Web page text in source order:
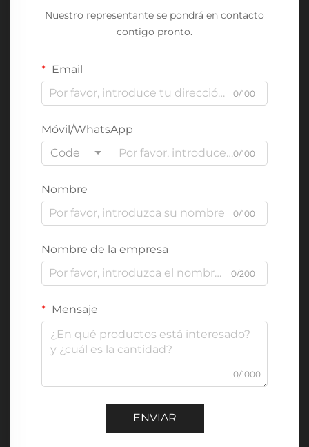
Nuestro representante se pondrá en contacto
contigo pronto.
Email
0/100
Móvil/WhatsApp
Code
0/100
Nombre
0/100
Nombre de la empresa
0/200
Mensaje
0/1000
ENVIAR